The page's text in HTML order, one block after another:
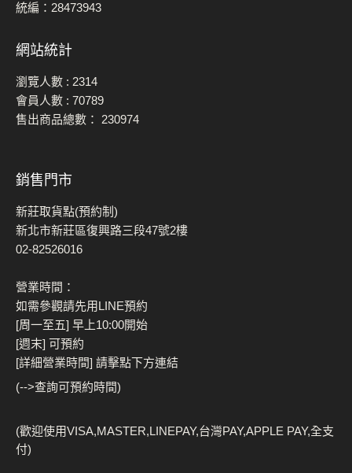
統編：28473943
網站統計
瀏覽人數 : 2314
會員人數 : 70789
售出商品總數： 230974
銷售門市
新莊取貨點(預約制)
新北市新莊區復興路三段47號2樓
02-82526016
營業時間：
如需參觀請先用LINE預約
[周一至五] 早上10:00開始
[週末] 可預約
[詳細營業時間] 請擊點下方連結
(-->查詢可預約時間)
(歡迎使用VISA,MASTER,LINEPAY,台灣PAY,APPLE PAY,全支
付)